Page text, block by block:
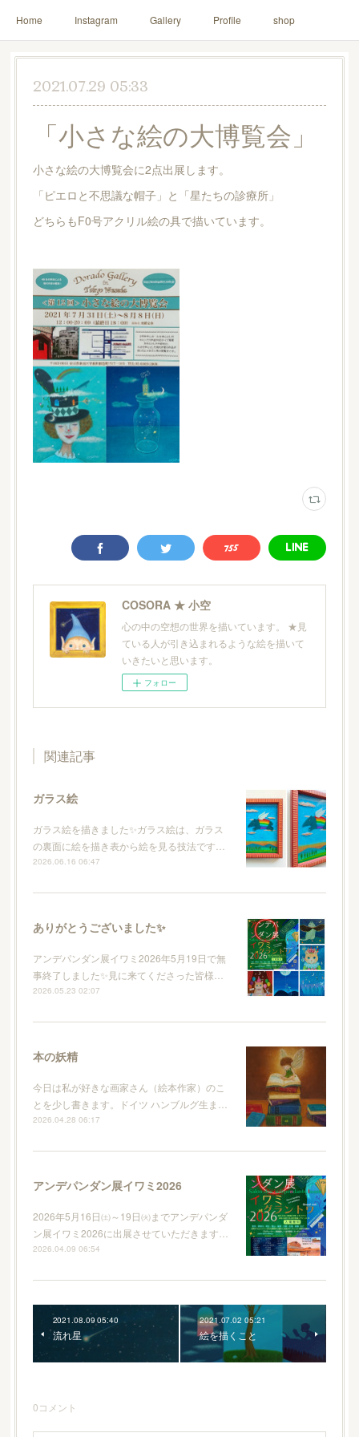
Home Instagram Gallery Profile shop
2021.07.29 05:33
「小さな絵の大博覧会」
小さな絵の大博覧会に2点出展します。
「ピエロと不思議な帽子」と「星たちの診療所」
どちらもF0号アクリル絵の具で描いています。
COSORA ★ 小空
心の中の空想の世界を描いています。 ★見
ている人が引き込まれるような絵を描いて
いきたいと思います。
フォロー
関連記事
ガラス絵
ガラス絵を描きました✨ガラス絵は、ガラス
の裏面に絵を描き表から絵を見る技法です…
2026.06.16 06:47
ありがとうございました✨
アンデパンダン展イワミ2026年5月19日で無
事終了しました✨見に来てくださった皆様…
2026.05.23 02:07
本の妖精
今日は私が好きな画家さん（絵本作家）のこ
とを少し書きます。ドイツ ハンブルグ生ま…
2026.04.28 06:17
アンデパンダン展イワミ2026
2026年5月16日㈯～19日㈫までアンデパンダ
ン展イワミ2026に出展させていただきます…
2026.04.09 06:54
2021.08.09 05:40
流れ星
2021.07.02 05:21
絵を描くこと
0コメント